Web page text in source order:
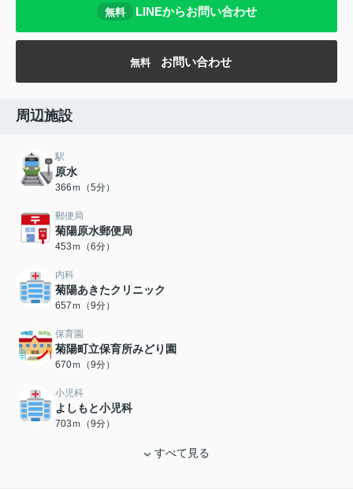
無料 LINEからお問い合わせ
無料 お問い合わせ
周辺施設
駅
原水
366ｍ（5分）
郵便局
菊陽原水郵便局
453ｍ（6分）
内科
菊陽あきたクリニック
657ｍ（9分）
保育園
菊陽町立保育所みどり園
670ｍ（9分）
小児科
よしもと小児科
703ｍ（9分）
すべて見る